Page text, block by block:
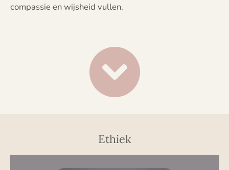
compassie en wijsheid vullen.
Ethiek